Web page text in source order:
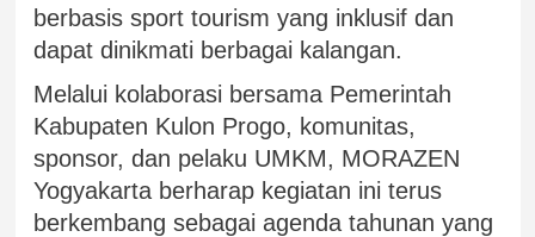
berbasis sport tourism yang inklusif dan
dapat dinikmati berbagai kalangan.
Melalui kolaborasi bersama Pemerintah
Kabupaten Kulon Progo, komunitas,
sponsor, dan pelaku UMKM, MORAZEN
Yogyakarta berharap kegiatan ini terus
berkembang sebagai agenda tahunan yang